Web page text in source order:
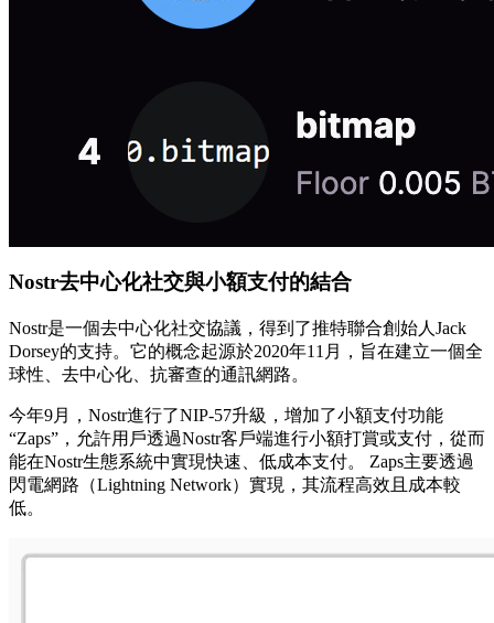
Nostr去中心化社交與小額支付的結合
Nostr是一個去中心化社交協議，得到了推特聯合創始人Jack
Dorsey的支持。它的概念起源於2020年11月，旨在建立一個全
球性、去中心化、抗審查的通訊網路。
今年9月，Nostr進行了NIP-57升級，增加了小額支付功能
“Zaps”，允許用戶透過Nostr客戶端進行小額打賞或支付，從而
能在Nostr生態系統中實現快速、低成本支付。 Zaps主要透過
閃電網路（Lightning Network）實現，其流程高效且成本較
低。